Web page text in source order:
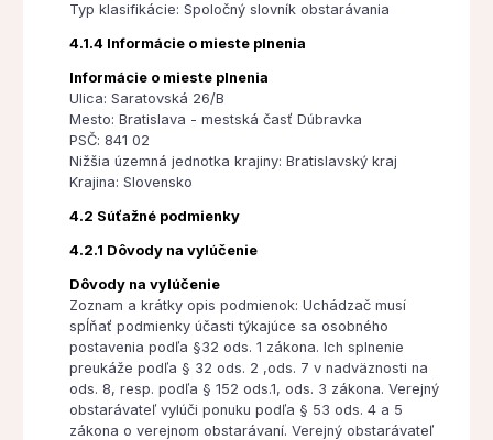
Typ klasifikácie: Spoločný slovník obstarávania
4.1.4 Informácie o mieste plnenia
Informácie o mieste plnenia
Ulica: Saratovská 26/B
Mesto: Bratislava - mestská časť Dúbravka
PSČ: 841 02
Nižšia územná jednotka krajiny: Bratislavský kraj
Krajina: Slovensko
4.2 Súťažné podmienky
4.2.1 Dôvody na vylúčenie
Dôvody na vylúčenie
Zoznam a krátky opis podmienok: Uchádzač musí
spĺňať podmienky účasti týkajúce sa osobného
postavenia podľa §32 ods. 1 zákona. Ich splnenie
preukáže podľa § 32 ods. 2 ,ods. 7 v nadväznosti na
ods. 8, resp. podľa § 152 ods.1, ods. 3 zákona. Verejný
obstarávateľ vylúči ponuku podľa § 53 ods. 4 a 5
zákona o verejnom obstarávaní. Verejný obstarávateľ